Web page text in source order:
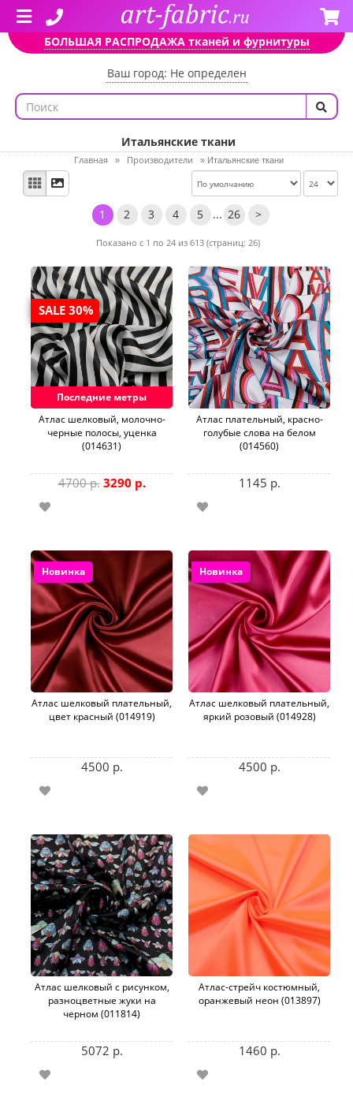
БОЛЬШАЯ РАСПРОДАЖА тканей и фурнитуры
Ваш город: Не определен
Итальянские ткани
Главная » Производители » Итальянские ткани
1 2 3 4 5 ... 26 >
Показано с 1 по 24 из 613 (страниц: 26)
SALE 30%
Последние метры
Aтлас шелковый, молочно-
черные полосы, уценка
(014631)
4700 р. 3290 р.
Атлас плательный, красно-
голубые слова на белом
(014560)
1145 р.
Новинка
Атлас шелковый плательный,
цвет красный (014919)
4500 р.
Новинка
Атлас шелковый плательный,
яркий розовый (014928)
4500 р.
Атлас шелковый с рисунком,
разноцветные жуки на
черном (011814)
5072 р.
Атлас-стрейч костюмный,
оранжевый неон (013897)
1460 р.